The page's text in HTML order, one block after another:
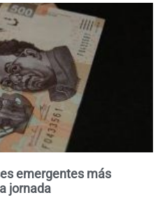
emergentes más
jornada